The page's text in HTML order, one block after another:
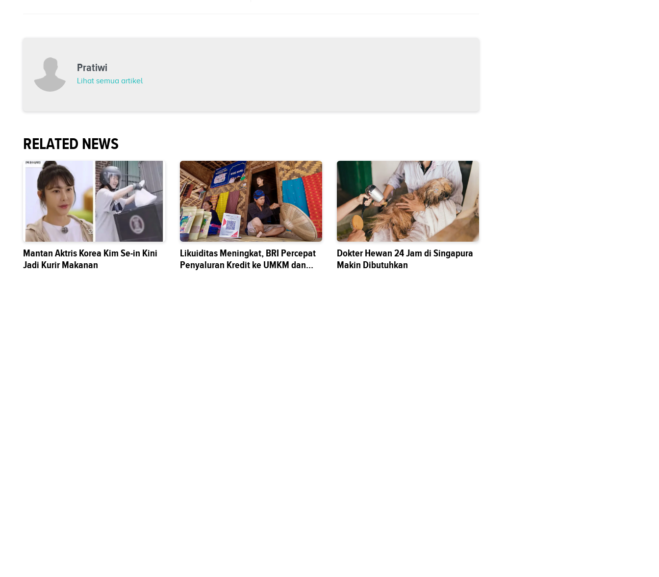
Pratiwi
Lihat semua artikel
RELATED NEWS
Mantan Aktris Korea Kim Se-in Kini
Jadi Kurir Makanan
Likuiditas Meningkat, BRI Percepat
Penyaluran Kredit ke UMKM dan
Dokter Hewan 24 Jam di Singapura
Makin Dibutuhkan